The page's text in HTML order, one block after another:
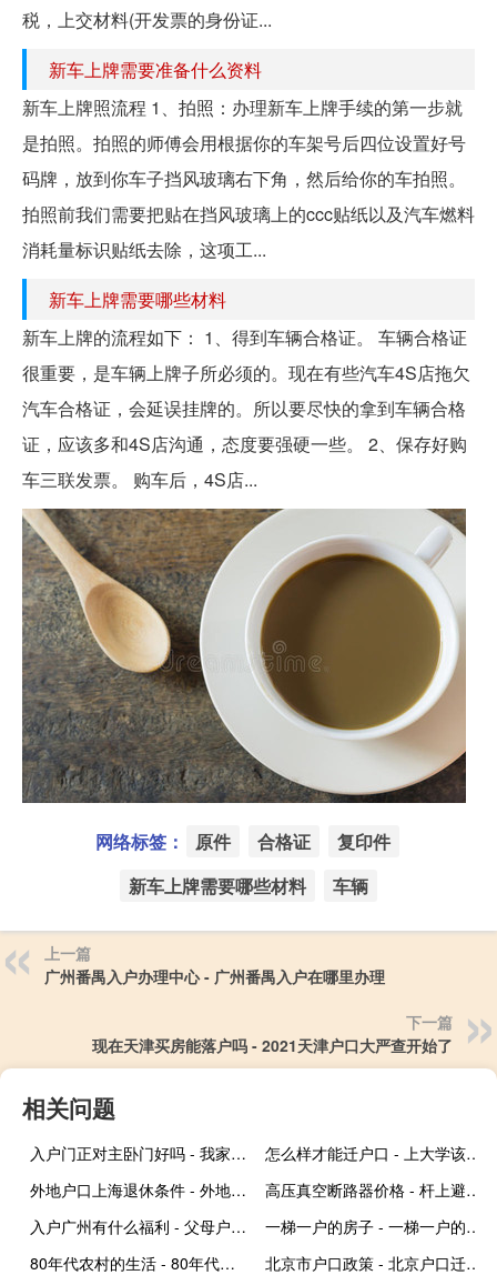
税，上交材料(开发票的身份证...
新车上牌需要准备什么资料
新车上牌照流程 1、拍照：办理新车上牌手续的第一步就
是拍照。拍照的师傅会用根据你的车架号后四位设置好号
码牌，放到你车子挡风玻璃右下角，然后给你的车拍照。
拍照前我们需要把贴在挡风玻璃上的ccc贴纸以及汽车燃料
消耗量标识贴纸去除，这项工...
新车上牌需要哪些材料
新车上牌的流程如下： 1、得到车辆合格证。 车辆合格证
很重要，是车辆上牌子所必须的。现在有些汽车4S店拖欠
汽车合格证，会延误挂牌的。所以要尽快的拿到车辆合格
证，应该多和4S店沟通，态度要强硬一些。 2、保存好购
车三联发票。 购车后，4S店...
网络标签： 原件 合格证
复印件
新车上牌需要哪些材料
车辆
上一篇
广州番禺入户办理中心 - 广州番禺入户在哪里办理
下一篇
现在天津买房能落户吗 - 2021天津户口大严查开始了
相关问题
入户门正对主卧门好吗 - 我家入户门对着卧室门
怎么样才能迁户口 - 上大学该不该迁户口
外地户口上海退休条件 - 外地人上海退休政策最新规定
高压真空断路器价格 - 杆上避雷器价格
入户广州有什么福利 - 父母户口迁入广州有什么福利
一梯一户的房子 - 一梯一户的房子升值空间大吗
80年代农村的生活 - 80年代农村视频素材
北京市户口政策 - 北京户口迁移新政策